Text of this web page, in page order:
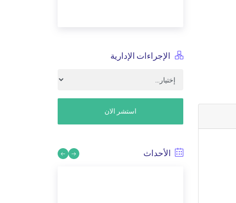
الإجراءات الإدارية
استشر الان
الأحداث